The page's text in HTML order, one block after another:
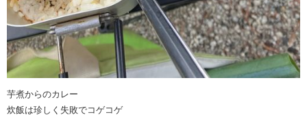
芋煮からのカレー
炊飯は珍しく失敗でコゲコゲ